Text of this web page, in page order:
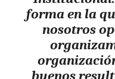
forma en la
nosotros
buenos